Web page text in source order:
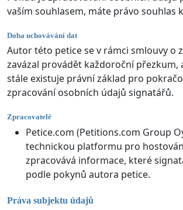
vaším souhlasem, máte právo souhlas
Doba uchovávání dat
Autor této petice se v rámci smlouvy o
zavázal provádět každoroční přezkum,
stále existuje právní základ pro
zpracování osobních údajů signatářů.
Zpracovatelé
Petice.com (Petitions.com Group
technickou platformu pro
zpracovává informace, které
podle pokynů autora petice.
Práva subjektu údajů